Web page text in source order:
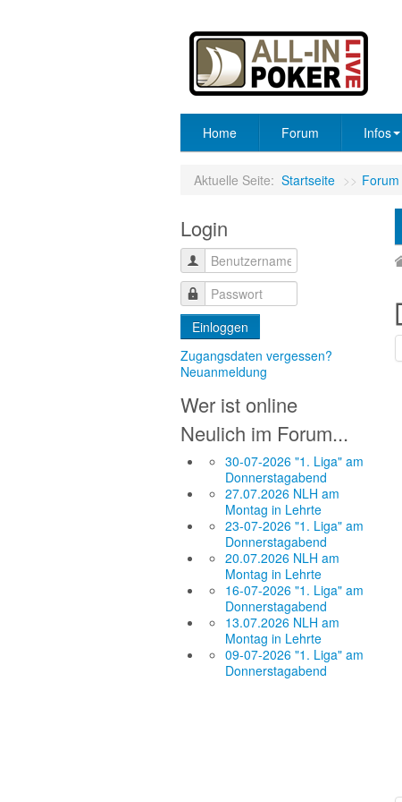
Home Forum Infos
Aktuelle Seite: Startseite >> Forum
Login
Einloggen
Zugangsdaten vergessen?
Neuanmeldung
Wer ist online
Neulich im Forum...
30-07-2026 "1. Liga" am
Donnerstagabend
27.07.2026 NLH am
Montag in Lehrte
23-07-2026 "1. Liga" am
Donnerstagabend
20.07.2026 NLH am
Montag in Lehrte
16-07-2026 "1. Liga" am
Donnerstagabend
13.07.2026 NLH am
Montag in Lehrte
09-07-2026 "1. Liga" am
Donnerstagabend